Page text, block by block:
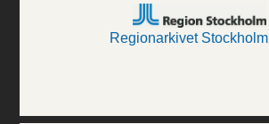
Regionarkivet Stockholm